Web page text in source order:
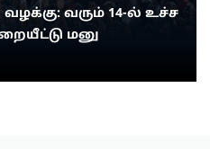
வழக்கு: வரும் 14-ல் உச்ச
மனு